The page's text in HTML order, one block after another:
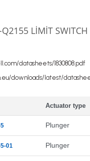
LİMİT SWITCH
datasheets/1830808.pdf
downloads/latest/
Actuator type
Plunger
01 Plunger